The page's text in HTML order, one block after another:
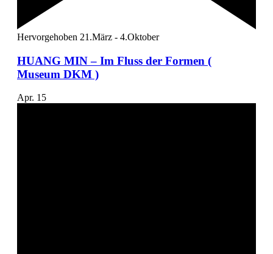
Hervorgehoben 21.März - 4.Oktober
HUANG MIN – Im Fluss der Formen (
Museum DKM )
Apr. 15